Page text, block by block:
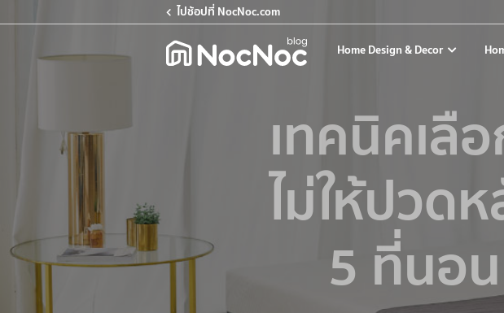
ไปช้อปที่ NocNoc.com
Home Design & Decor
เทคนิคเลื
ไม่ให้ปวด
5 ที่นอ